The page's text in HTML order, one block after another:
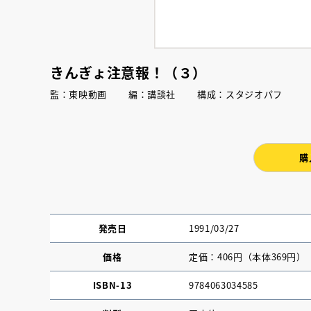
きんぎょ注意報！（３）
監：東映動画 編：講談社 構成：スタジオパフ
発売日 1991/03/27
価格 定価：406円（本体369円）
ISBN-13 9784063034585